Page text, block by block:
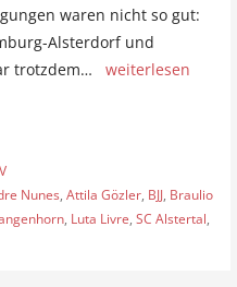
waren nicht so gut:
Alsterdorf und
trotzdem… weiterlesen
Nunes, Attila Gözler, BJJ, Braulio
, Luta Livre, SC Alstertal,